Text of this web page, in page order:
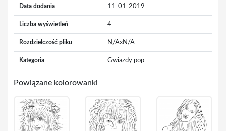
Data dodania 11-01-2019
Liczba wyświetleń 4
Rozdzielczość pliku N/AxN/A
Kategoria Gwiazdy pop
Powiązane kolorowanki